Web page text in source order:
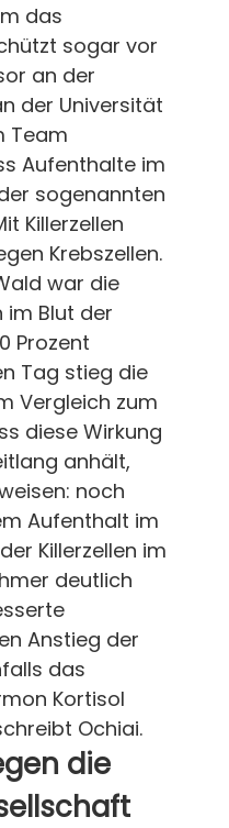
das
sogar vor
an der
der Universität
Team
Aufenthalte im
sogenannten
Killerzellen
Krebszellen.
war die
im Blut der
Prozent
Tag stieg die
Vergleich zum
diese Wirkung
anhält,
noch
Aufenthalt im
Killerzellen im
deutlich
Anstieg der
das
Kortisol
Ochiai.
die